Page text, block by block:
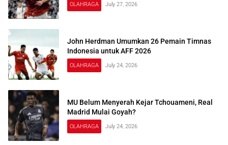
OLAHRAGA July 27, 2026
John Herdman Umumkan 26 Pemain Timnas
Indonesia untuk AFF 2026
OLAHRAGA July 24, 2026
MU Belum Menyerah Kejar Tchouameni, Real
Madrid Mulai Goyah?
OLAHRAGA July 24, 2026